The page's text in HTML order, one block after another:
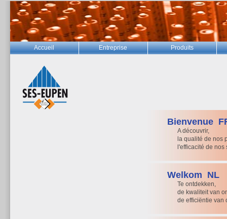
Accueil Entreprise Produits
Bienvenue
A découvrir,
la qualité de nos
l'efficacité de nos
Welkom NL
Te ontdekken,
de kwaliteit van
de efficiëntie van